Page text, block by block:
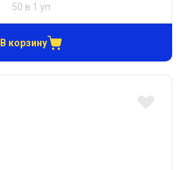
50 в 1 уп
В корзину